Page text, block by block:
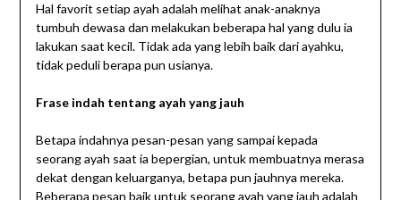
Hal favorit setiap ayah adalah melihat anak-anaknya
tumbuh dewasa dan melakukan beberapa hal yang dulu ia
lakukan saat kecil. Tidak ada yang lebih baik dari ayahku,
tidak peduli berapa pun usianya.
Frase indah tentang ayah yang jauh
Betapa indahnya pesan-pesan yang sampai kepada
seorang ayah saat ia bepergian, untuk membuatnya merasa
dekat dengan keluarganya, betapa pun jauhnya mereka.
Beberapa pesan baik untuk seorang ayah yang jauh adalah